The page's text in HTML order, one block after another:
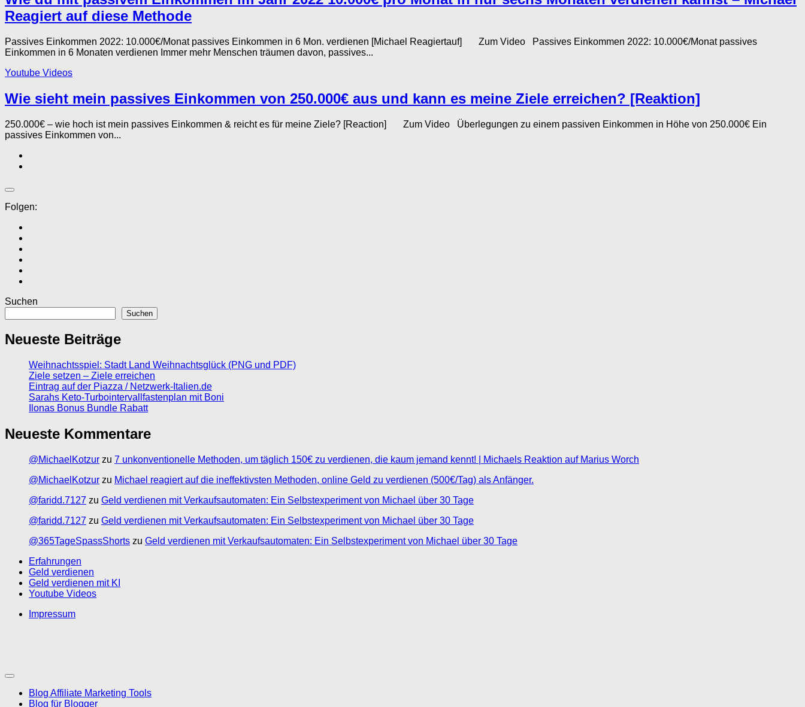
Reagiert auf diese Methode
Passives Einkommen 2022: 10.000€/Monat passives Einkommen in 6 Mon. verdienen [Michael Reagiertauf] Zum Video Passives Einkommen 2022: 10.000€/Monat passives
Einkommen in 6 Monaten verdienen Immer mehr Menschen träumen davon, passives...
Youtube Videos
Wie sieht mein passives Einkommen von 250.000€ aus und kann es meine Ziele erreichen? [Reaktion]
250.000€ – wie hoch ist mein passives Einkommen & reicht es für meine Ziele? [Reaction] Zum Video Überlegungen zu einem passiven Einkommen in Höhe von 250.000€ Ein
passives Einkommen von...
Folgen:
Suchen
Suchen
Neueste Beiträge
Weihnachtsspiel: Stadt Land Weihnachtsglück (PNG und PDF)
Ziele setzen – Ziele erreichen
Eintrag auf der Piazza / Netzwerk-Italien.de
Sarahs Keto-Turbointervallfastenplan mit Boni
Ilonas Bonus Bundle Rabatt
Neueste Kommentare
@MichaelKotzur zu 7 unkonventionelle Methoden, um täglich 150€ zu verdienen, die kaum jemand kennt! | Michaels Reaktion auf Marius Worch
@MichaelKotzur zu Michael reagiert auf die ineffektivsten Methoden, online Geld zu verdienen (500€/Tag) als Anfänger.
@faridd.7127 zu Geld verdienen mit Verkaufsautomaten: Ein Selbstexperiment von Michael über 30 Tage
@faridd.7127 zu Geld verdienen mit Verkaufsautomaten: Ein Selbstexperiment von Michael über 30 Tage
@365TageSpassShorts zu Geld verdienen mit Verkaufsautomaten: Ein Selbstexperiment von Michael über 30 Tage
Erfahrungen
Geld verdienen
Geld verdienen mit KI
Youtube Videos
Impressum
Blog Affiliate Marketing Tools
Blog für Blogger